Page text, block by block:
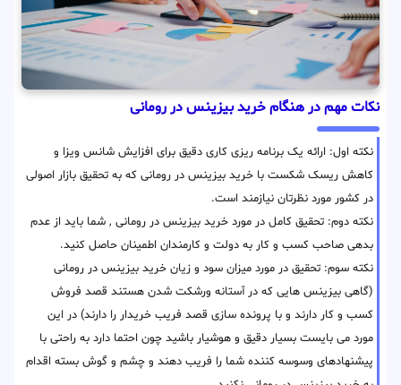
نکات مهم در هنگام خرید بیزینس در رومانی
نکته اول: ارائه یک برنامه ریزی کاری دقیق برای افزایش شانس ویزا و
کاهش ریسک شکست با خرید بیزینس در رومانی که به تحقیق بازار اصولی
در کشور مورد نظرتان نیازمند است.
نکته دوم: تحقیق کامل در مورد خرید بیزینس در رومانی , شما باید از عدم
بدهی صاحب کسب و کار به دولت و کارمندان اطمینان حاصل کنید.
نکته سوم: تحقیق در مورد میزان سود و زیان خرید بیزینس در رومانی
(گاهی بیزینس هایی که در آستانه ورشکت شدن هستند قصد فروش
کسب و کار دارند و با پرونده سازی قصد فریب خریدار را دارند) در این
مورد می بایست بسیار دقیق و هوشیار باشید چون احتما دارد به راحتی با
پیشنهادهای وسوسه کننده شما را فریب دهند و چشم و گوش بسته اقدام